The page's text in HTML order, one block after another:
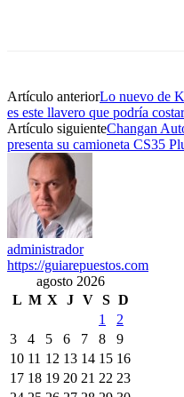
Artículo anteriorLo nuevo de
es este llavero que podría
Artículo siguienteChangan
presenta su camioneta CS35
administrador
https://guiarepuestos.com
agosto 2026
L M X J V S D
1
2
3
4 5 6 7 8
9
10 11 12 13 14 15 16
17 18 19 20 21 22 23